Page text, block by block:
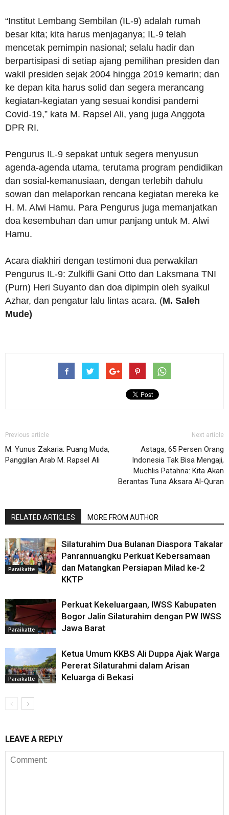
“Institut Lembang Sembilan (IL-9) adalah rumah
besar kita; kita harus menjaganya; IL-9 telah
mencetak pemimpin nasional; selalu hadir dan
berpartisipasi di setiap ajang pemilihan presiden dan
wakil presiden sejak 2004 hingga 2019 kemarin; dan
ke depan kita harus solid dan segera merancang
kegiatan-kegiatan yang sesuai kondisi pandemi
Covid-19,” kata M. Rapsel Ali, yang juga Anggota
DPR RI.
Pengurus IL-9 sepakat untuk segera menyusun
agenda-agenda utama, terutama program pendidikan
dan sosial-kemanusiaan, dengan terlebih dahulu
sowan dan melaporkan rencana kegiatan mereka ke
H. M. Alwi Hamu. Para Pengurus juga memanjatkan
doa kesembuhan dan umur panjang untuk M. Alwi
Hamu.
Acara diakhiri dengan testimoni dua perwakilan
Pengurus IL-9: Zulkifli Gani Otto dan Laksmana TNI
(Purn) Heri Suyanto dan doa dipimpin oleh syaikul
Azhar, dan pengatur lalu lintas acara. (M. Saleh
Mude)
Previous article
M. Yunus Zakaria: Puang Muda,
Panggilan Arab M. Rapsel Ali
Next article
Astaga, 65 Persen Orang
Indonesia Tak Bisa Mengaji,
Muchlis Patahna: Kita Akan
Berantas Tuna Aksara Al-Quran
RELATED ARTICLES MORE FROM AUTHOR
Paraikatte
Silaturahim Dua Bulanan Diaspora Takalar
Panrannuangku Perkuat Kebersamaan
dan Matangkan Persiapan Milad ke-2
KKTP
Paraikatte
Perkuat Kekeluargaan, IWSS Kabupaten
Bogor Jalin Silaturahim dengan PW IWSS
Jawa Barat
Paraikatte
Ketua Umum KKBS Ali Duppa Ajak Warga
Pererat Silaturahmi dalam Arisan
Keluarga di Bekasi
LEAVE A REPLY